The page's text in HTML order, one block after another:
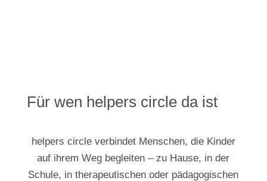
Für wen helpers circle da ist
helpers circle verbindet Menschen, die Kinder
auf ihrem Weg begleiten – zu Hause, in der
Schule, in therapeutischen oder pädagogischen